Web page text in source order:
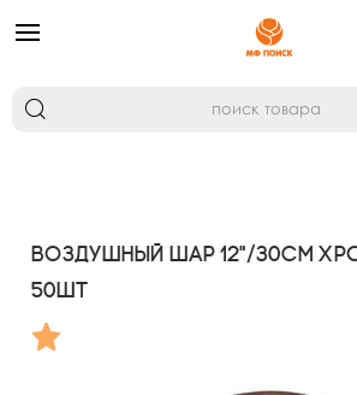
Воздушный шар 12"/30см
50шт